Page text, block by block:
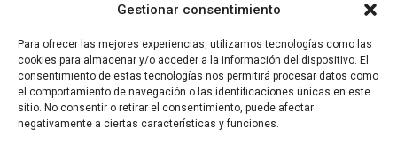
Gestionar consentimiento
Para ofrecer las mejores experiencias, utilizamos tecnologías como las
cookies para almacenar y/o acceder a la información del dispositivo. El
consentimiento de estas tecnologías nos permitirá procesar datos como
el comportamiento de navegación o las identificaciones únicas en este
sitio. No consentir o retirar el consentimiento, puede afectar
negativamente a ciertas características y funciones.